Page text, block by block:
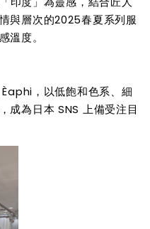
與層次的2025春夏系列服
溫度。
，以低飽和色系、細
成為日本 SNS 上備受注目